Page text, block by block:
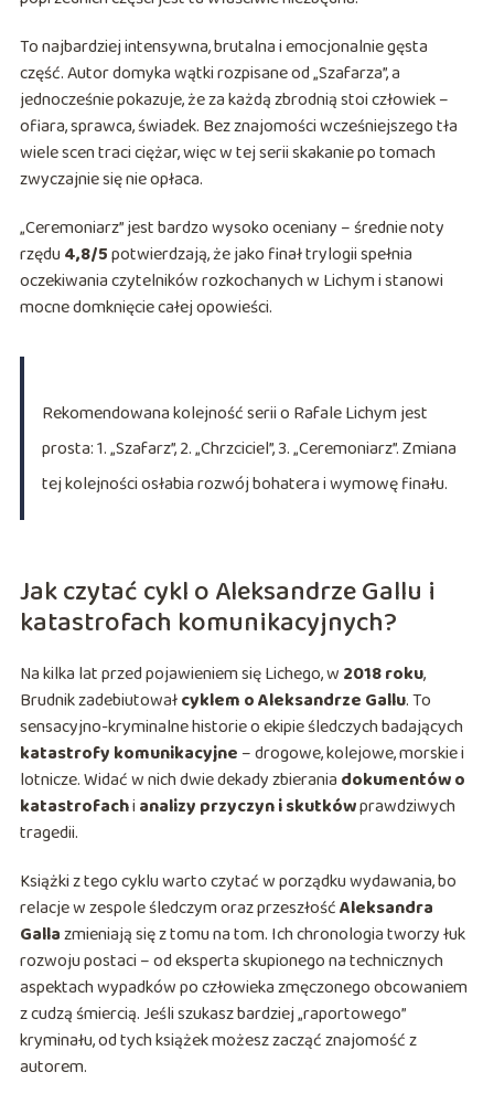
To najbardziej intensywna, brutalna i emocjonalnie gęsta
część. Autor domyka wątki rozpisane od „Szafarza”, a
jednocześnie pokazuje, że za każdą zbrodnią stoi człowiek –
ofiara, sprawca, świadek. Bez znajomości wcześniejszego tła
wiele scen traci ciężar, więc w tej serii skakanie po tomach
zwyczajnie się nie opłaca.
„Ceremoniarz” jest bardzo wysoko oceniany – średnie noty
rzędu4,8/5potwierdzają, że jako finał trylogii spełnia
oczekiwania czytelników rozkochanych w Lichym i stanowi
mocne domknięcie całej opowieści.
Rekomendowana kolejność serii o Rafale Lichym jest
prosta: 1. „Szafarz”, 2. „Chrzciciel”, 3. „Ceremoniarz”. Zmiana
tej kolejności osłabia rozwój bohatera i wymowę finału.
Jak czytać cykl o Aleksandrze Gallu i
katastrofach komunikacyjnych?
Na kilka lat przed pojawieniem się Lichego, w 2018 roku,
Brudnik zadebiutowałcyklem o Aleksandrze Gallu. To
sensacyjno-kryminalne historie o ekipie śledczych badających
katastrofy komunikacyjne – drogowe, kolejowe, morskie i
lotnicze. Widać w nich dwie dekady zbierania dokumentów o
katastrofachi analizy przyczyn i skutkówprawdziwych
tragedii.
Książki z tego cyklu warto czytać w porządku wydawania, bo
relacje w zespole śledczym oraz przeszłośćAleksandra
Gallazmieniają się z tomu na tom. Ich chronologia tworzy łuk
rozwoju postaci – od eksperta skupionego na technicznych
aspektach wypadków po człowieka zmęczonego obcowaniem
z cudzą śmiercią. Jeśli szukasz bardziej „raportowego”
kryminału, od tych książek możesz zacząć znajomość z
autorem.